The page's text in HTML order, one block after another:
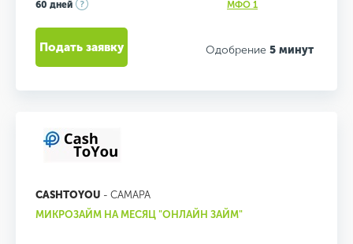
60 дней
МФО 1
Одобрение 5 минут
Подать заявку
CASHTOYOU - САМАРА
МИКРОЗАЙМ НА МЕСЯЦ "ОНЛАЙН ЗАЙМ"